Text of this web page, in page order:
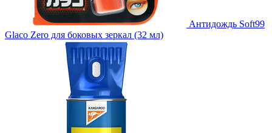
Антидождь Soft99
Glaco Zero для боковых зеркал (32 мл)